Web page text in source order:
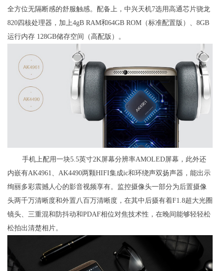
全方位无隔断感的舒服触感。配备上，中兴天机7选用高通芯片骁龙
820四核处理器，加上4gB RAM和64GB ROM（标准配置版）、8GB
运行内存 128GB储存空间（高配版）。
手机上配用一块5.5英寸2K屏幕分辨率AMOLED屏幕，此外还
内嵌有AK4961、AK4490两颗HIFI集成ic和环绕声双扬声器，能出示
绚丽多彩震撼人心的影音视频享有。监控摄像头一部分为后置摄像
头两千万清晰度和外置八百万清晰度，在其中后摄有着F1.8超大光圈
镜头、三重混和防抖动和PDAF相位对焦技术性，在晚间能够轻轻松
松拍出清楚相片。